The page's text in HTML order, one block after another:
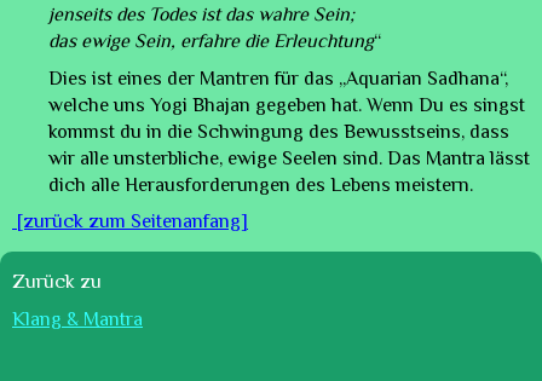
jenseits des Todes ist das wahre Sein;
das ewige Sein, erfahre die Erleuchtung“
Dies ist eines der Mantren für das „Aquarian Sadhana“,
welche uns Yogi Bhajan gegeben hat. Wenn Du es singst
kommst du in die Schwingung des Bewusstseins, dass
wir alle unsterbliche, ewige Seelen sind. Das Mantra lässt
dich alle Herausforderungen des Lebens meistern.
[zurück zum Seitenanfang]
Zurück zu
Klang & Mantra